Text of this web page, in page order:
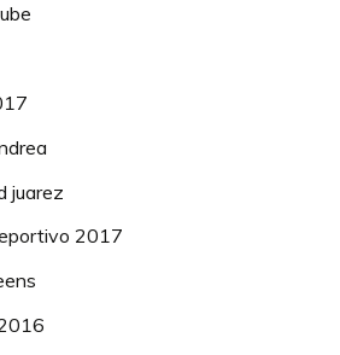
juarez
2017